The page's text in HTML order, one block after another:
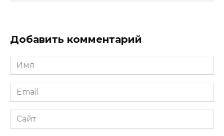
Добавить комментарий
Имя
*
Email
*
Сайт